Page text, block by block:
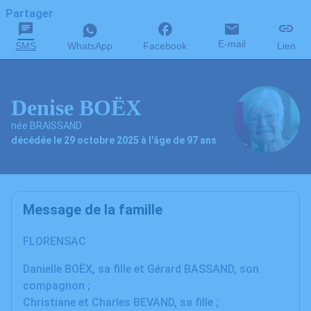
Partager
SMS WhatsApp Facebook E-mail Lien
Denise BOËX
née BRAISSAND
décédée le 29 octobre 2025 à l'âge de 97 ans
Message de la famille
FLORENSAC
Danielle BOËX, sa fille et Gérard BASSAND, son
compagnon ;
Christiane et Charles BEVAND, sa fille ;